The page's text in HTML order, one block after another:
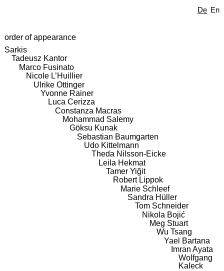
De En
order of appearance
Sarkis
Tadeusz Kantor
Marco Fusinato
Nicole L’Huillier
Ulrike Ottinger
Yvonne Rainer
Luca Cerizza
Constanza Macras
Mohammad Salemy
Göksu Kunak
Sebastian Baumgarten
Udo Kittelmann
Theda Nilsson-Eicke
Leila Hekmat
Tamer Yiğit
Robert Lippok
Marie Schleef
Sandra Hüller
Tom Schneider
Nikola Bojić
Meg Stuart
Wu Tsang
Yael Bartana
Imran Ayata
Wolfgang
Kaleck